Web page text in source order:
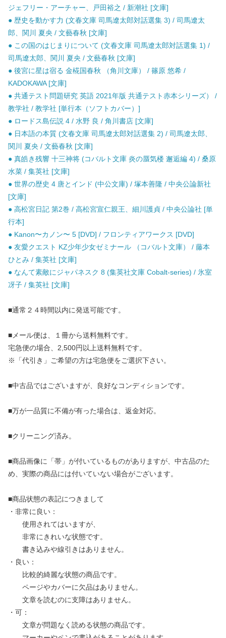
ジェフリー・アーチャー、戸田裕之 / 新潮社 [文庫]
● 歴史を動かす力 (文春文庫 司馬遼太郎対話選集 3) / 司馬遼太
郎、関川 夏央 / 文藝春秋 [文庫]
● この国のはじまりについて (文春文庫 司馬遼太郎対話選集 1) /
司馬遼太郎、関川 夏央 / 文藝春秋 [文庫]
● 後宮に星は宿る 金椛国春秋 （角川文庫） / 篠原 悠希 /
KADOKAWA [文庫]
● 共通テスト問題研究 英語 2021年版 共通テスト赤本シリーズ） /
教学社 / 教学社 [単行本（ソフトカバー）]
● ロードス島伝説 4 / 水野 良 / 角川書店 [文庫]
● 日本語の本質 (文春文庫 司馬遼太郎対話選集 2) / 司馬遼太郎、
関川 夏央 / 文藝春秋 [文庫]
● 真皓き残響 十三神将 (コバルト文庫 炎の蜃気楼 邂逅編 4) / 桑原
水菜 / 集英社 [文庫]
● 世界の歴史 4 唐とインド (中公文庫) / 塚本善隆 / 中央公論新社
[文庫]
● 高松宮日記 第2巻 / 高松宮宣仁親王、細川護貞 / 中央公論社 [単
行本]
● Kanon〜カノン〜 5 [DVD] / フロンティアワークス [DVD]
● 友愛クエスト KZ少年少女ゼミナール （コバルト文庫） / 藤本
ひとみ / 集英社 [文庫]
● なんて素敵にジャパネスク 8 (集英社文庫 Cobalt-series) / 氷室
冴子 / 集英社 [文庫]
■通常２４時間以内に発送可能です。
■メール便は、１冊から送料無料です。
宅急便の場合、2,500円以上送料無料です。
※「代引き」ご希望の方は宅急便をご選択下さい。
■中古品ではございますが、良好なコンディションです。
■万が一品質に不備が有った場合は、返金対応。
■クリーニング済み。
■商品画像に「帯」が付いているものがありますが、中古品のた
め、実際の商品には付いていない場合がございます。
■商品状態の表記につきまして
・非常に良い：
使用されてはいますが、
非常にきれいな状態です。
書き込みや線引きはありません。
・良い：
比較的綺麗な状態の商品です。
ページやカバーに欠品はありません。
文章を読むのに支障はありません。
・可：
文章が問題なく読める状態の商品です。